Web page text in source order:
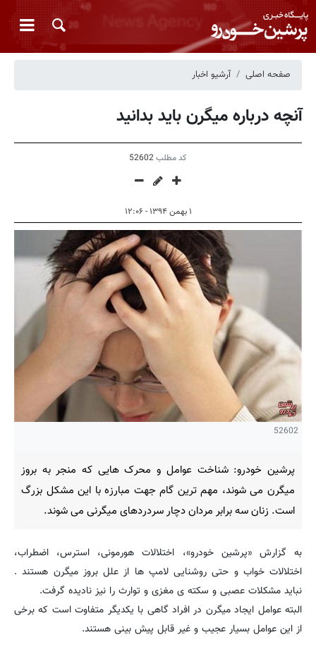
صفحه اصلی آرشیو اخبار
آنچه درباره میگرن باید بدانید
کد مطلب52602
۱ بهمن ۱۳۹۴ - ۱۲:۰۶
52602
پرشین خودرو: شناخت عوامل و محرک هایی که منجر به بروز
میگرن می شوند، مهم ترین گام جهت مبارزه با این مشکل بزرگ
است. زنان سه برابر مردان دچار سردردهای میگرنی می شوند.
به گزارش «پرشین خودرو»، اختلالات هورمونی، استرس، اضطراب،
اختلالات خواب و حتی روشنایی لامپ ها از علل بروز میگرن هستند .
نباید مشکلات عصبی و سکته ی مغزی و توارث را نیز نادیده گرفت.
البته عوامل ایجاد میگرن در افراد گاهی با یکدیگر متفاوت است که برخی
از این عوامل بسیار عجیب و غیر قابل پیش بینی هستند.